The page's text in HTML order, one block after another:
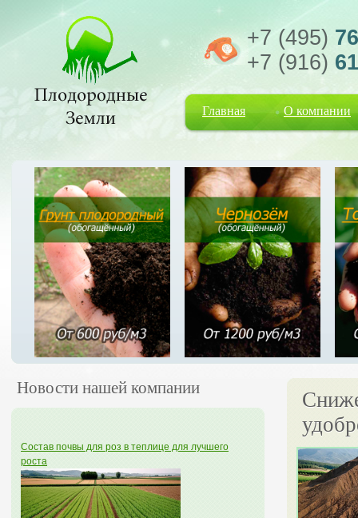
+7 (495)
+7 (916)
Главная О компании
Новости нашей компании
Состав почвы для роз в теплице для лучшего
роста